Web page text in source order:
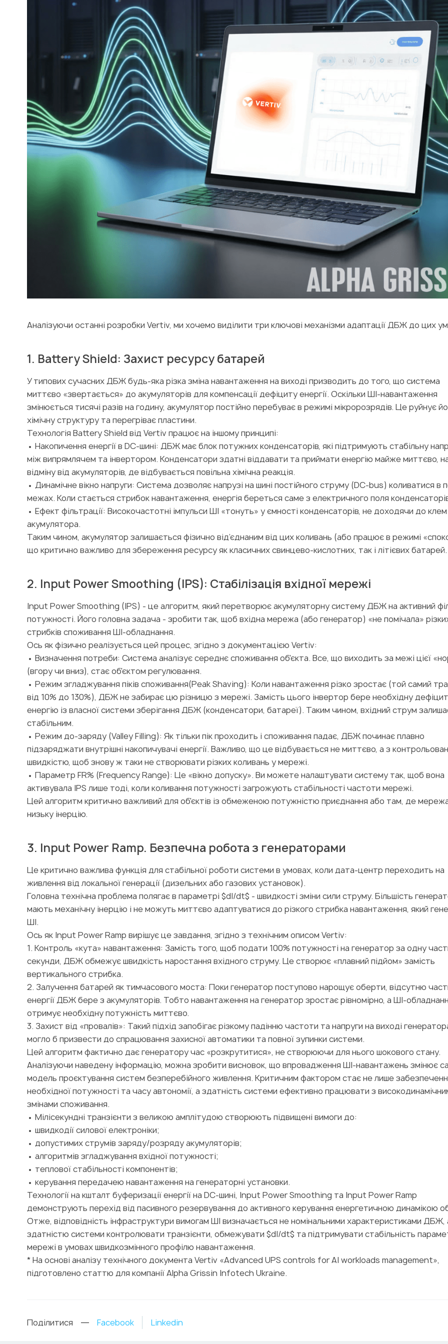
Аналізуючи останні розробки Vertiv, ми хочемо виділити три ключові механізми адаптації ДБЖ до цих
1. Battery Shield: Захист ресурсу батарей
У типових сучасних ДБЖ будь-яка різка зміна навантаження на виході призводить до того, що система
миттєво «звертається» до акумуляторів для компенсації дефіциту енергії. Оскільки ШІ-навантаження
змінюється тисячі разів на годину, акумулятор постійно перебуває в режимі мікророзрядів. Це руйнує
хімічну структуру та перегріває пластини.
Технологія Battery Shield від Vertiv працює на іншому принципі:
• Накопичення енергії в DC-шині: ДБЖ має блок потужних конденсаторів, які підтримують стабільну
між випрямлячем та інвертором. Конденсатори здатні віддавати та приймати енергію майже миттєво,
відміну від акумуляторів, де відбувається повільна хімічна реакція.
• Динамічне вікно напруги: Система дозволяє напрузі на шині постійного струму (DC-bus) коливатися в
межах. Коли стається стрибок навантаження, енергія береться саме з електричного поля
• Ефект фільтрації: Високочастотні імпульси ШІ «тонуть» у ємності конденсаторів, не доходячи до клем
акумулятора.
Таким чином, акумулятор залишається фізично від’єднаним від цих коливань (або працює в режимі
що критично важливо для збереження ресурсу як класичних свинцево-кислотних, так і літієвих батарей.
2. Input Power Smoothing (IPS): Стабілізація вхідної мережі
Input Power Smoothing (IPS) - це алгоритм, який перетворює акумуляторну систему ДБЖ на активний
потужності. Його головна задача - зробити так, щоб вхідна мережа (або генератор) «не помічала»
стрибків споживання ШІ-обладнання.
Ось як фізично реалізується цей процес, згідно з документацією Vertiv:
• Визначення потреби: Система аналізує середнє споживання об'єкта. Все, що виходить за межі цієї
(вгору чи вниз), стає об'єктом регулювання.
• Режим згладжування піків споживання(Peak Shaving): Коли навантаження різко зростає (той самий
від 10% до 130%), ДБЖ не забирає цю різницю з мережі. Замість цього інвертор бере необхідну
енергію із власної системи зберігання ДБЖ (конденсатори, батареї). Таким чином, вхідний струм
стабільним.
• Режим до-заряду (Valley Filling): Як тільки пік проходить і споживання падає, ДБЖ починає плавно
підзаряджати внутрішні накопичувачі енергії. Важливо, що це відбувається не миттєво, а з
швидкістю, щоб знову ж таки не створювати різких коливань у мережі.
• Параметр FR% (Frequency Range): Це «вікно допуску». Ви можете налаштувати систему так, щоб вона
активувала IPS лише тоді, коли коливання потужності загрожують стабільності частоти мережі.
Цей алгоритм критично важливий для об'єктів із обмеженою потужністю приєднання або там, де
низьку інерцію.
3. Input Power Ramp. Безпечна робота з генераторами
Це критично важлива функція для стабільної роботи системи в умовах, коли дата-центр переходить на
живлення від локальної генерації (дизельних або газових установок).
Головна технічна проблема полягає в параметрі $dI/dt$ - швидкості зміни сили струму. Більшість
мають механічну інерцію і не можуть миттєво адаптуватися до різкого стрибка навантаження, який
ШІ.
Ось як Input Power Ramp вирішує це завдання, згідно з технічним описом Vertiv:
1. Контроль «кута» навантаження: Замість того, щоб подати 100% потужності на генератор за одну
секунди, ДБЖ обмежує швидкість наростання вхідного струму. Це створює «плавний підйом» замість
вертикального стрибка.
2. Залучення батарей як тимчасового моста: Поки генератор поступово нарощує оберти, відсутню
енергії ДБЖ бере з акумуляторів. Тобто навантаження на генератор зростає рівномірно, а ШІ-
отримує необхідну потужність миттєво.
3. Захист від «провалів»: Такий підхід запобігає різкому падінню частоти та напруги на виході
могло б призвести до спрацювання захисної автоматики та повної зупинки системи.
Цей алгоритм фактично дає генератору час «розкрутитися», не створюючи для нього шокового стану.
Аналізуючи наведену інформацію, можна зробити висновок, що впровадження ШІ-навантажень змінює
модель проєктування систем безперебійного живлення. Критичним фактором стає не лише
необхідної потужності та часу автономії, а здатність системи ефективно працювати з
змінами споживання.
• Мілісекундні транзієнти з великою амплітудою створюють підвищені вимоги до:
• швидкодії силової електроніки;
• допустимих струмів заряду/розряду акумуляторів;
• алгоритмів згладжування вхідної потужності;
• теплової стабільності компонентів;
• керування передачею навантаження на генераторні установки.
Технології на кшталт буферизації енергії на DC-шині, Input Power Smoothing та Input Power Ramp
демонструють перехід від пасивного резервування до активного керування енергетичною динамікою
Отже, відповідність інфраструктури вимогам ШІ визначається не номінальними характеристиками ДБЖ,
здатністю системи контролювати транзієнти, обмежувати $dI/dt$ та підтримувати стабільність
мережі в умовах швидкозмінного профілю навантаження.
* На основі аналізу технічного документа Vertiv «Advanced UPS controls for AI workloads management»,
підготовлено статтю для компанії Alpha Grissin Infotech Ukraine.
Поділитися Facebook Linkedin